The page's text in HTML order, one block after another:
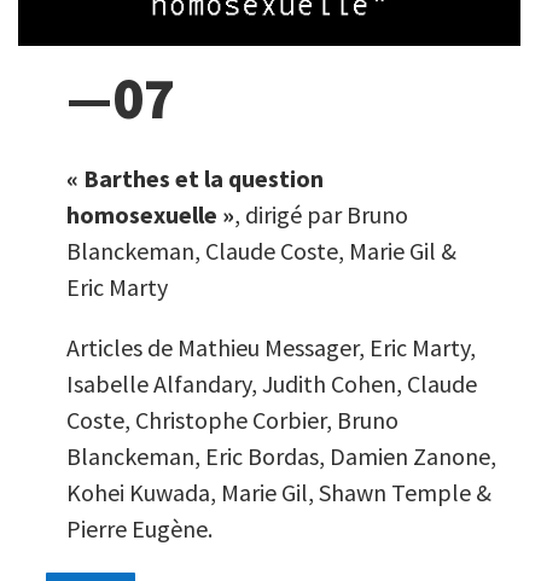
—07
« Barthes et la question
homosexuelle », dirigé par Bruno
Blanckeman, Claude Coste, Marie Gil &
Eric Marty
Articles de Mathieu Messager, Eric Marty,
Isabelle Alfandary, Judith Cohen, Claude
Coste, Christophe Corbier, Bruno
Blanckeman, Eric Bordas, Damien Zanone,
Kohei Kuwada, Marie Gil, Shawn Temple &
Pierre Eugène.